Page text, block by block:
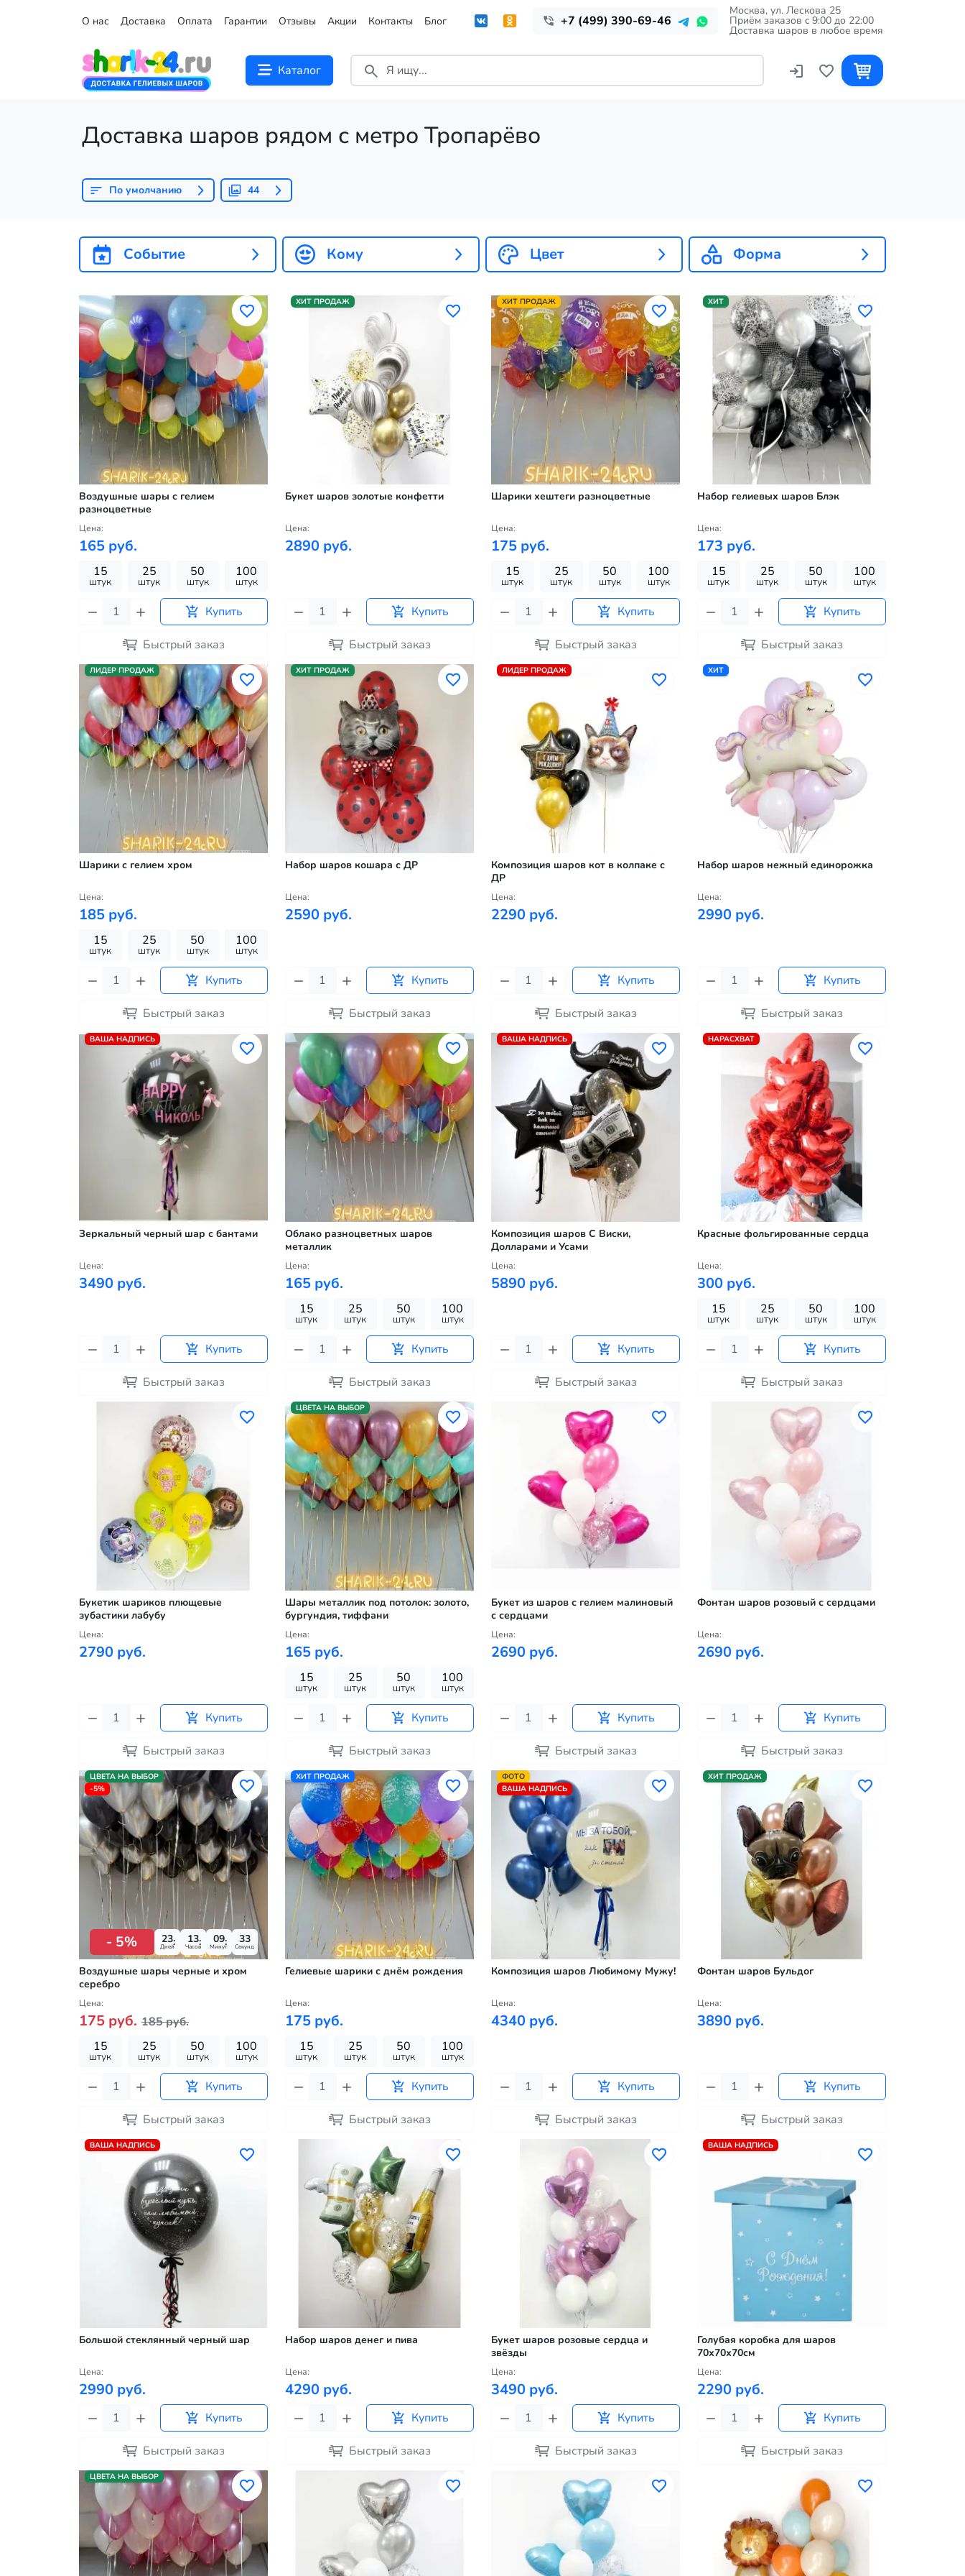
О нас Доставка Оплата Гарантии Отзывы Акции Контакты Блог +7 (499) 390-69-46
Москва, ул. Лескова 25
Приём заказов c 9:00 до 22:00
Доставка шаров в любое время
Каталог
Доставка шаров рядом с метро Тропарёво
По умолчанию 44
Событие Кому Цвет Форма
Воздушные шары с гелием
разноцветные
Цена:
165 руб.
15
штук
25
штук
50
штук
100
штук
Купить
Быстрый заказ
ХИТ ПРОДАЖ
Букет шаров золотые конфетти
Цена:
2890 руб.
Купить
Быстрый заказ
ХИТ ПРОДАЖ
Шарики хештеги разноцветные
Цена:
175 руб.
15
штук
25
штук
50
штук
100
штук
Купить
Быстрый заказ
ХИТ
Набор гелиевых шаров Блэк
Цена:
173 руб.
15
штук
25
штук
50
штук
100
штук
Купить
Быстрый заказ
ЛИДЕР ПРОДАЖ
Шарики с гелием хром
Цена:
185 руб.
15
штук
25
штук
50
штук
100
штук
Купить
Быстрый заказ
ХИТ ПРОДАЖ
Набор шаров кошара с ДР
Цена:
2590 руб.
Купить
Быстрый заказ
ЛИДЕР ПРОДАЖ
Композиция шаров кот в колпаке с
ДР
Цена:
2290 руб.
Купить
Быстрый заказ
ХИТ
Набор шаров нежный единорожка
Цена:
2990 руб.
Купить
Быстрый заказ
ВАША НАДПИСЬ
Зеркальный черный шар с бантами
Цена:
3490 руб.
Купить
Быстрый заказ
Облако разноцветных шаров
металлик
Цена:
165 руб.
15
штук
25
штук
50
штук
100
штук
Купить
Быстрый заказ
ВАША НАДПИСЬ
Композиция шаров С Виски,
Долларами и Усами
Цена:
5890 руб.
Купить
Быстрый заказ
НАРАСХВАТ
Красные фольгированные сердца
Цена:
300 руб.
15
штук
25
штук
50
штук
100
штук
Купить
Быстрый заказ
Букетик шариков плющевые
зубастики лабубу
Цена:
2790 руб.
Купить
Быстрый заказ
ЦВЕТА НА ВЫБОР
Шары металлик под потолок: золото,
бургундия, тиффани
Цена:
165 руб.
15
штук
25
штук
50
штук
100
штук
Купить
Быстрый заказ
Букет из шаров с гелием малиновый
с сердцами
Цена:
2690 руб.
Купить
Быстрый заказ
Фонтан шаров розовый с сердцами
Цена:
2690 руб.
Купить
Быстрый заказ
ЦВЕТА НА ВЫБОР
-5%
- 5% 23
Дней
13
Часов
09
Минут
32
Секунд
Воздушные шары черные и хром
серебро
Цена:
175 руб. 185 руб.
15
штук
25
штук
50
штук
100
штук
Купить
Быстрый заказ
ХИТ ПРОДАЖ
Гелиевые шарики с днём рождения
Цена:
175 руб.
15
штук
25
штук
50
штук
100
штук
Купить
Быстрый заказ
ФОТО
ВАША НАДПИСЬ
Композиция шаров Любимому Мужу!
Цена:
4340 руб.
Купить
Быстрый заказ
ХИТ ПРОДАЖ
Фонтан шаров Бульдог
Цена:
3890 руб.
Купить
Быстрый заказ
ВАША НАДПИСЬ
Большой стеклянный черный шар
Цена:
2990 руб.
Купить
Быстрый заказ
Набор шаров денег и пива
Цена:
4290 руб.
Купить
Быстрый заказ
Букет шаров розовые сердца и
звёзды
Цена:
3490 руб.
Купить
Быстрый заказ
ВАША НАДПИСЬ
Голубая коробка для шаров
70х70х70см
Цена:
2290 руб.
Купить
Быстрый заказ
ЦВЕТА НА ВЫБОР